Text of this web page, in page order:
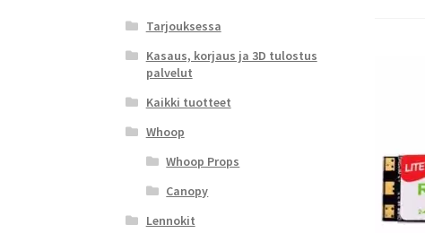
Tarjouksessa
Kasaus, korjaus ja 3D tulostus
palvelut
Kaikki tuotteet
Whoop
Whoop Props
Canopy
Lennokit